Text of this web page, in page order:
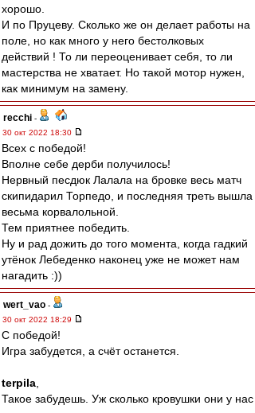
хорошо.
И по Пруцеву. Сколько же он делает работы на
поле, но как много у него бестолковых
действий ! То ли переоценивает себя, то ли
мастерства не хватает. Но такой мотор нужен,
как минимум на замену.
recchi -
30 окт 2022 18:30
Всех с победой!
Вполне себе дерби получилось!
Нервный песдюк Лалала на бровке весь матч
скипидарил Торпедо, и последняя треть вышла
весьма корвалольной.
Тем приятнее победить.
Ну и рад дожить до того момента, когда гадкий
утёнок Лебеденко наконец уже не может нам
нагадить :))
wert_vao -
30 окт 2022 18:29
С победой!
Игра забудется, а счёт останется.
terpila
Такое забудешь. Уж сколько кровушки они у нас